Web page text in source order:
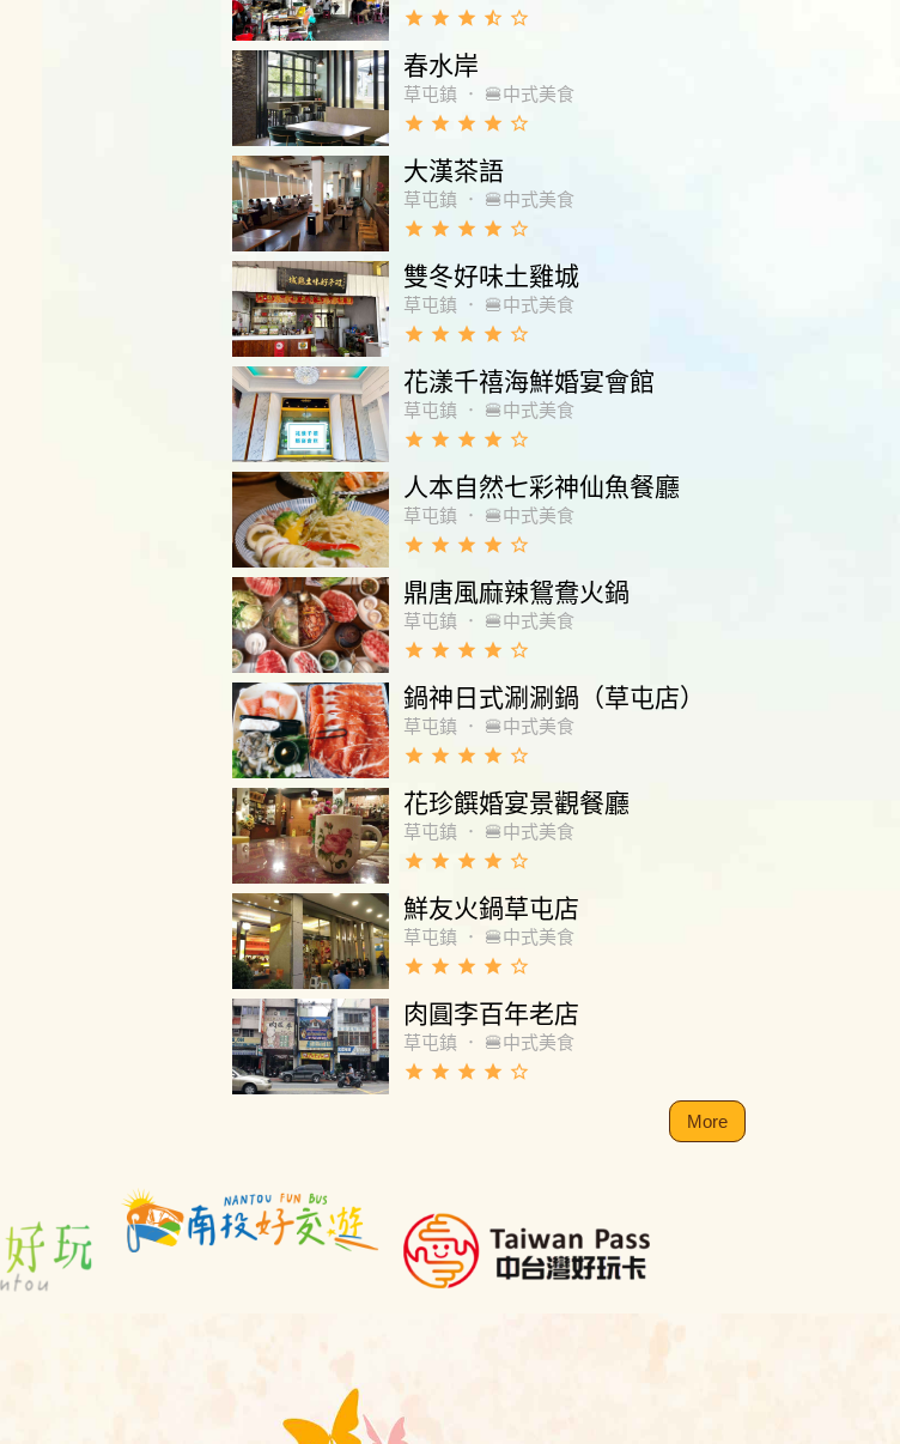
grade grade grade star_half star_border
春水岸
草屯鎮 ． 🍔中式美食
grade grade grade grade star_border
大漢茶語
草屯鎮 ． 🍔中式美食
grade grade grade grade star_border
雙冬好味土雞城
草屯鎮 ． 🍔中式美食
grade grade grade grade star_border
花漾千禧海鮮婚宴會館
草屯鎮 ． 🍔中式美食
grade grade grade grade star_border
人本自然七彩神仙魚餐廳
草屯鎮 ． 🍔中式美食
grade grade grade grade star_border
鼎唐風麻辣鴛鴦火鍋
草屯鎮 ． 🍔中式美食
grade grade grade grade star_border
鍋神日式涮涮鍋（草屯店）
草屯鎮 ． 🍔中式美食
grade grade grade grade star_border
花珍饌婚宴景觀餐廳
草屯鎮 ． 🍔中式美食
grade grade grade grade star_border
鮮友火鍋草屯店
草屯鎮 ． 🍔中式美食
grade grade grade grade star_border
肉圓李百年老店
草屯鎮 ． 🍔中式美食
grade grade grade grade star_border
More